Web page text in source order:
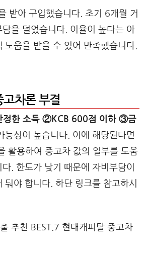
받아 구입했습니다. 초기 6개월 거
을 덜었습니다. 이율이 높다는 아
도움을 받을 수 있어 만족했습니다.
고차론 부결
한 소득 ②KCB 600점 이하 ③금
능성이 높습니다. 이에 해당된다면
활용하여 중고차 값의 일부를 도움
. 한도가 낮기 때문에 자비부담이
둬야 합니다. 하단 링크를 참고하시